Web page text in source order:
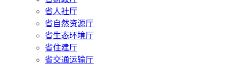
省人社厅
省自然资源厅
省生态环境厅
省住建厅
省交通运输厅